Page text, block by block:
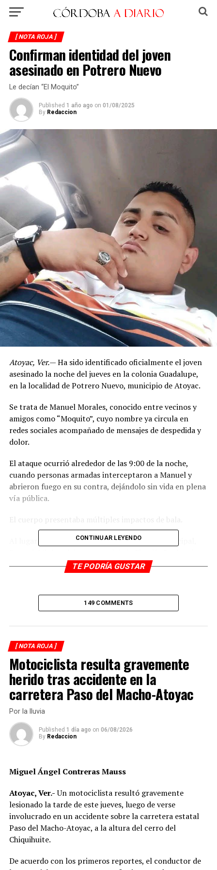
[ NOTA ROJA ]
Confirman identidad del joven
asesinado en Potrero Nuevo
Le decían “El Moquito”
Published 1 año ago on 01/08/2025
By Redaccion
Atoyac, Ver.— Ha sido identificado oficialmente el joven
asesinado la noche del jueves en la colonia Guadalupe,
en la localidad de Potrero Nuevo, municipio de Atoyac.
Se trata de Manuel Morales, conocido entre vecinos y
amigos como “Moquito”, cuyo nombre ya circula en
redes sociales acompañado de mensajes de despedida y
dolor.
El ataque ocurrió alrededor de las 9:00 de la noche,
cuando personas armadas interceptaron a Manuel y
abrieron fuego en su contra, dejándolo sin vida en plena
vía pública.
El cuerpo presentaba múltiples impactos de bala.
Al lugar acudieron elementos de la Policía Municipal,
quienes acordonaron la zona para realizar las diligencias
correspondientes.
El cuerpo fue levantado y trasladado al Servicio Médico
Forense para la necropsia de ley.
informado sobre avances en la investigación. Vecinos
aseguran que los agresores huyeron del sitio sin dejar
rastro, lo que nuevamente evidencia la vulnerabilidad
con la que se vive en varias zonas del municipio.
La muerte de “Moquitos” ha causado conmoción entre
habitantes de Potrero Nuevo, donde se le conocía por
ser un joven tranquilo y con muchos conocidos.
La comunidad exige justicia y pide que este crimen no
región en los últimos meses.
Este hecho se suma a la creciente ola de violencia que
golpea al municipio de Atoyac y sus alrededores, donde
la población vive entre la indignación y el miedo ante la
aparente falta de control de las autoridades.
DESPUÉS
CONTINUAR LEYENDO
TE PODRÍA GUSTAR
149 COMMENTS
[ NOTA ROJA ]
Motociclista resulta gravemente
herido tras accidente en la
carretera Paso del Macho-Atoyac
Por la lluvia
Published 1 día ago on 06/08/2026
By Redaccion
Miguel Ángel Contreras Mauss
Atoyac, Ver.-Un motociclista resultó gravemente
lesionado la tarde de este jueves, luego de verse
involucrado en un accidente sobre la carretera estatal
Paso del Macho-Atoyac, a la altura del cerro del
Chiquihuite.
De acuerdo con los primeros reportes, el conductor de